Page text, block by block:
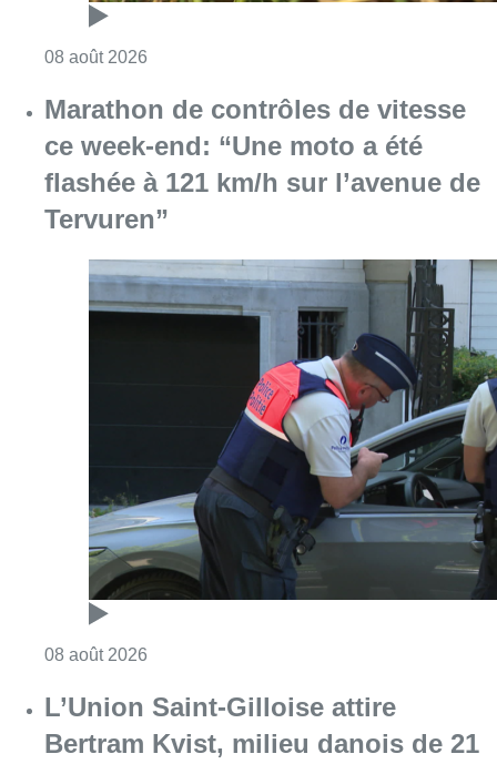
08 août 2026
Marathon de contrôles de vitesse
ce week-end: “Une moto a été
flashée à 121 km/h sur l’avenue de
Tervuren”
08 août 2026
L’Union Saint-Gilloise attire
Bertram Kvist, milieu danois de 21